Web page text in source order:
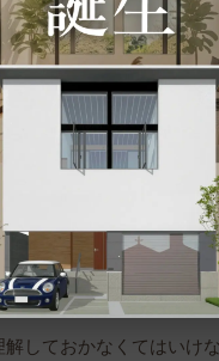
審査期間がかかるため、
否めません。
所在地などにもよります
、遅いと60日以上かかる
を受ければそれで終わり
計画書に基づききちんと
ず、それを怠ると最悪の
もゼロではないのです。
解しておかなくてはいけ